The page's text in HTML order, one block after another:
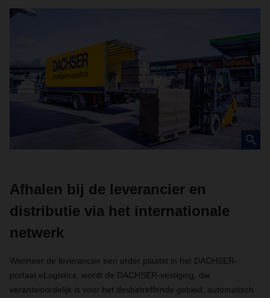
Afhalen bij de leverancier en
distributie via het internationale
netwerk
Wanneer de leverancier een order plaatst in het DACHSER-
portaal eLogistics, wordt de DACHSER-vestiging, die
verantwoordelijk is voor het desbetreffende gebied, automatisch